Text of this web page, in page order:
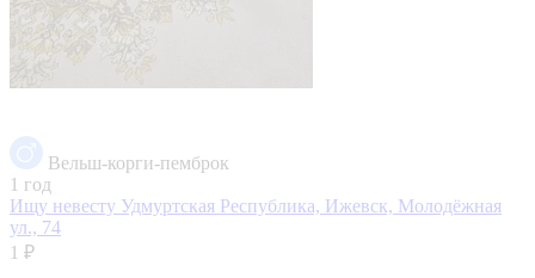
Вельш-корги-пемброк
1 год
Ищу невесту Удмуртская Республика, Ижевск, Молодёжная
ул., 74
1 ₽